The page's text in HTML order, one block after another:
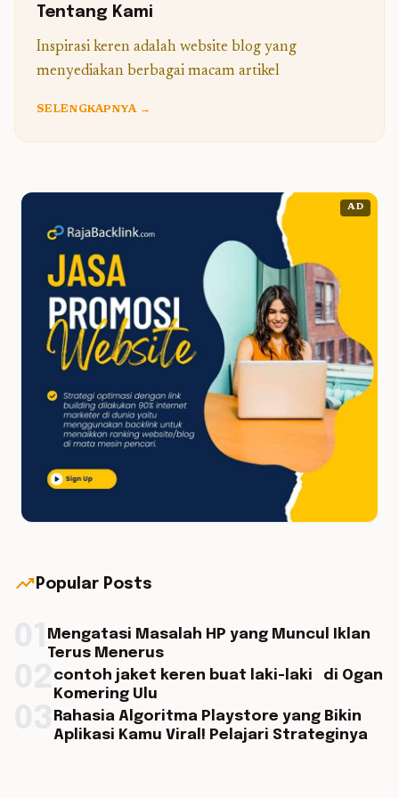
Tentang Kami
Inspirasi keren adalah website blog yang
menyediakan berbagai macam artikel
SELENGKAPNYA →
AD
trending_up Popular Posts
Mengatasi Masalah HP yang Muncul Iklan
Terus Menerus
contoh jaket keren buat laki-laki di Ogan
Komering Ulu
Rahasia Algoritma Playstore yang Bikin
Aplikasi Kamu Viral! Pelajari Strateginya